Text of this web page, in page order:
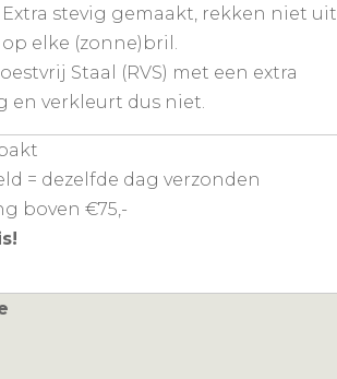
stevig gemaakt, rekken niet uit
elke (zonne)bril.
Staal (RVS) met een extra
en verkleurt dus niet.
= dezelfde dag verzonden
boven €75,-